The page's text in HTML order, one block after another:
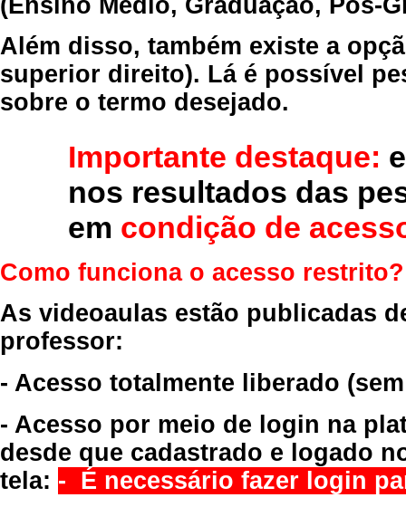
Além disso, também existe a
superior direito). Lá é possível
sobre o termo desejado.
Importante destaque:
nos resultados das
em condição de
Como funciona o acesso restrito?
As videoaulas estão publicadas
professor:
- Acesso totalmente liberado
- Acesso por meio de login na
desde que cadastrado e logado
tela: - É necessário fazer login